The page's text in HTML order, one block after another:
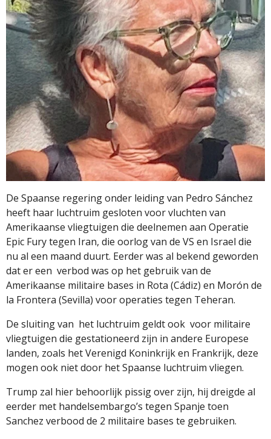
De Spaanse regering onder leiding van Pedro Sánchez
heeft haar luchtruim gesloten voor vluchten van
Amerikaanse vliegtuigen die deelnemen aan Operatie
Epic Fury tegen Iran, die oorlog van de VS en Israel die
nu al een maand duurt. Eerder was al bekend geworden
dat er een verbod was op het gebruik van de
Amerikaanse militaire bases in Rota (Cádiz) en Morón de
la Frontera (Sevilla) voor operaties tegen Teheran.
De sluiting van het luchtruim geldt ook voor militaire
vliegtuigen die gestationeerd zijn in andere Europese
landen, zoals het Verenigd Koninkrijk en Frankrijk, deze
mogen ook niet door het Spaanse luchtruim vliegen.
Trump zal hier behoorlijk pissig over zijn, hij dreigde al
eerder met handelsembargo’s tegen Spanje toen
Sanchez verbood de 2 militaire bases te gebruiken.